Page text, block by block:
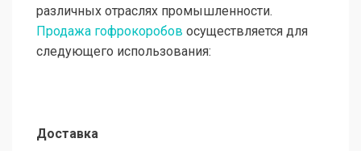
различных отраслях промышленности.
Продажа гофрокоробов осуществляется для
следующего использования:
Доставка